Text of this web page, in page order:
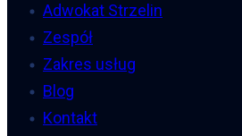
Adwokat Strzelin
Zespół
Zakres usług
Blog
Kontakt